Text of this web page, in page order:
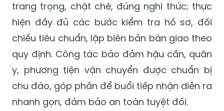
trang trọng, chặt chẽ, đúng nghi thức; thực
hiện đầy đủ các bước kiểm tra hồ sơ, đối
chiếu tiêu chuẩn, lập biên bản bàn giao theo
quy định. Công tác bảo đảm hậu cần, quân
y, phương tiện vận chuyển được chuẩn bị
chu đáo, góp phần để buổi tiếp nhận diễn ra
nhanh gọn, đảm bảo an toàn tuyệt đối.